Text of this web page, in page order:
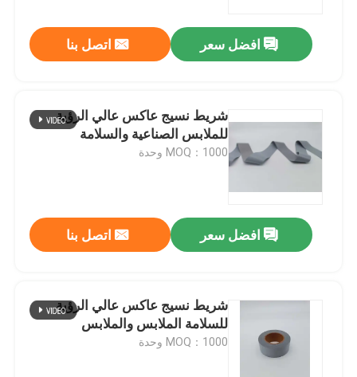
افضل سعر اتصل بنا
شريط نسيج عاكس عالي الرؤية
للملابس الصناعية والسلامة
MOQ：1000 وحدة
افضل سعر اتصل بنا
شريط نسيج عاكس عالي الرؤية
للسلامة الملابس والملابس
MOQ：1000 وحدة